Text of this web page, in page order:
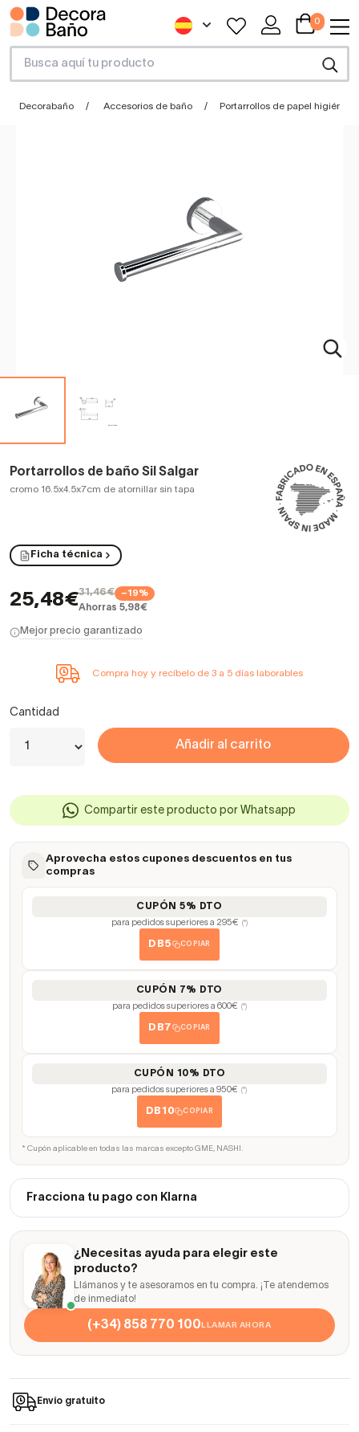
0
Decorabaño Accesorios de baño Portarrollos de papel higiénico
Portarrollos de baño Sil Salgar
cromo 16.5x4.5x7cm de atornillar sin tapa
Ficha técnica
25,48€31,46€ −19%
Ahorras 5,98€
Mejor precio garantizado
Compra hoy y recíbelo de 3 a 5 días laborables
Cantidad
Añadir al carrito
Compartir este producto por Whatsapp
Aprovecha estos cupones descuentos en tus
compras
CUPÓN 5% DTO
para pedidos superiores a 295€ (*)
DB5 COPIAR
CUPÓN 7% DTO
para pedidos superiores a 600€ (*)
DB7 COPIAR
CUPÓN 10% DTO
para pedidos superiores a 950€ (*)
DB10 COPIAR
* Cupón aplicable en todas las marcas excepto GME, NASHI.
Fracciona tu pago con Klarna
¿Necesitas ayuda para elegir este
producto?
Llámanos y te asesoramos en tu compra. ¡Te atendemos
de inmediato!
(+34) 858 770 100LLAMAR AHORA
Envío gratuito